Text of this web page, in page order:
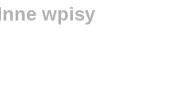
wpisy